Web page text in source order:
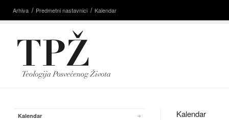
Arhiva Predmetni nastavnici Kalendar
Kalendar
Kalendar